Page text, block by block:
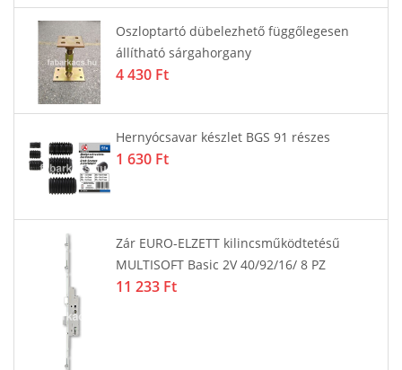
Oszloptartó dübelezhető függőlegesen
állítható sárgahorgany
4 430 Ft
Hernyócsavar készlet BGS 91 részes
1 630 Ft
Zár EURO-ELZETT kilincsműködtetésű
MULTISOFT Basic 2V 40/92/16/ 8 PZ
11 233 Ft